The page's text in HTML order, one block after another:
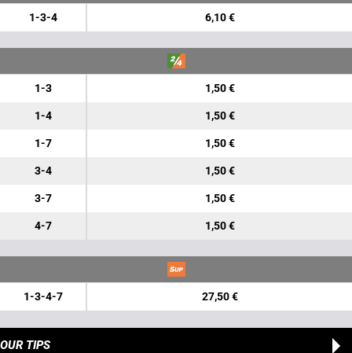
1-3-4 6,10 €
1-3 1,50 €
1-4 1,50 €
1-7 1,50 €
3-4 1,50 €
3-7 1,50 €
4-7 1,50 €
1-3-4-7 27,50 €
OUR TIPS